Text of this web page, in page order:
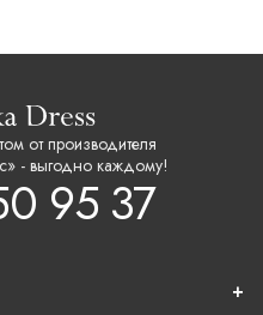
от производителя
- выгодно каждому!
95 37